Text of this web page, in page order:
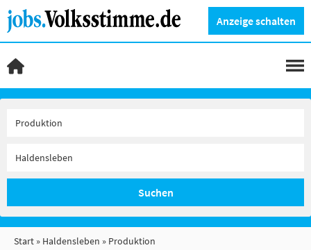
Anzeige schalten
Suchen
Start Haldensleben Produktion